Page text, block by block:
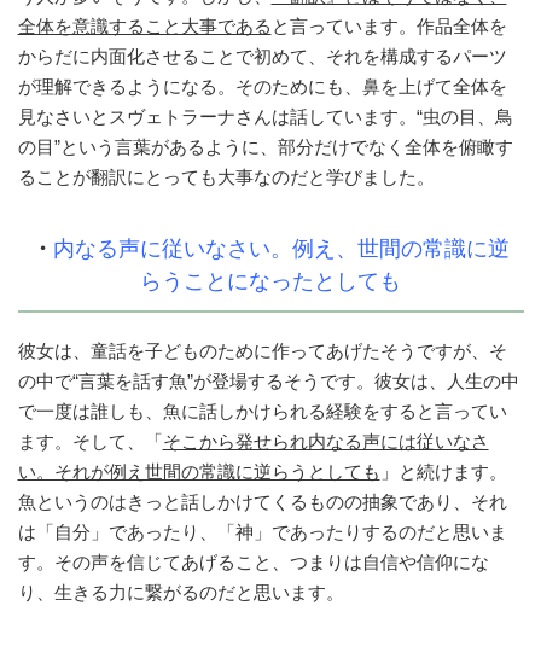
全体を意識すること大事である と言っています。作品全体を
からだに内面化させることで初めて、それを構成するパーツ
が理解できるようになる。そのためにも、鼻を上げて全体を
見なさいとスヴェトラーナさんは話しています。“虫の目、鳥
の目”という言葉があるように、部分だけでなく全体を俯瞰す
ることが翻訳にとっても大事なのだと学びました。
・ 内なる声に従いなさい。例え、世間の常識に逆
らうことになったとしても
彼女は、童話を子どものために作ってあげたそうですが、そ
の中で“言葉を話す魚”が登場するそうです。彼女は、人生の中
で一度は誰しも、魚に話しかけられる経験をすると言ってい
ます。そして、「 そこから発せられ内なる声には従いなさ
い。それが例え世間の常識に逆らうとしても 」と続けます。
魚というのはきっと話しかけてくるものの抽象であり、それ
は「自分」であったり、「神」であったりするのだと思いま
す。その声を信じてあげること、つまりは自信や信仰にな
り、生きる力に繋がるのだと思います。